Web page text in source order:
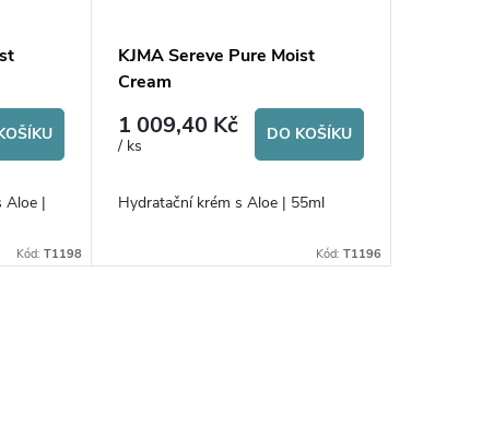
Aloe |
Kód: T1198
KJMA Sereve Pure Moist
Cream
1 009,40 Kč
/ ks
DO KOŠÍKU
Hydratační krém s Aloe | 55ml
Kód: T1196